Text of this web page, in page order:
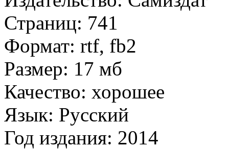
Страниц: 741
Формат: rtf, fb2
Размер: 17 мб
Качество: хорошее
Язык: Русский
Год издания: 2014